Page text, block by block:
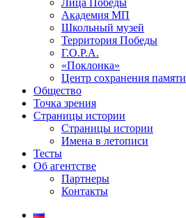
Лица Победы
Академия МП
Школьный музей
Территория Победы
Г.О.Р.А.
«Поклонка»
Центр сохранения памяти
Общество
Точка зрения
Страницы истории
Страницы истории
Имена в летописи
Тесты
Об агентстве
Партнеры
Контакты